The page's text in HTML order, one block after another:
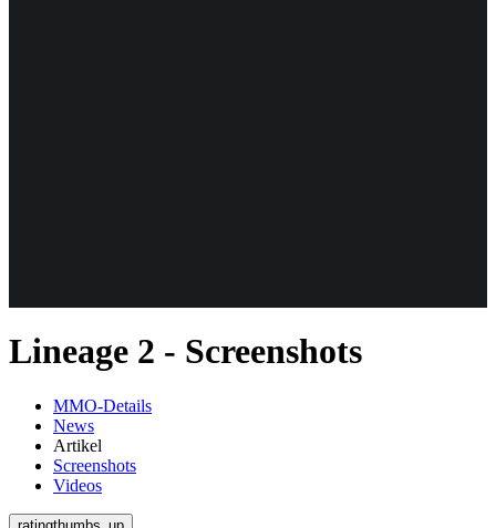
Lineage 2 - Screenshots
MMO-Details
News
Artikel
Screenshots
Videos